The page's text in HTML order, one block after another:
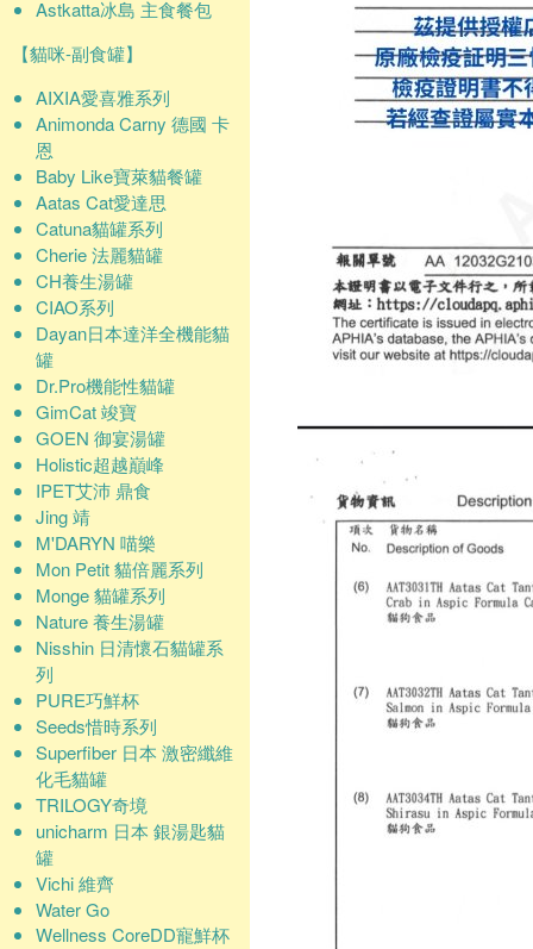
Astkatta冰島 主食餐包
【貓咪-副食罐】
AIXIA愛喜雅系列
Animonda Carny 德國 卡
恩
Baby Like寶萊貓餐罐
Aatas Cat愛達思
Catuna貓罐系列
Cherie 法麗貓罐
CH養生湯罐
CIAO系列
Dayan日本達洋全機能貓
罐
Dr.Pro機能性貓罐
GimCat 竣寶
GOEN 御宴湯罐
Holistic超越巔峰
IPET艾沛 鼎食
Jing 靖
M'DARYN 喵樂
Mon Petit 貓倍麗系列
Monge 貓罐系列
Nature 養生湯罐
Nisshin 日清懷石貓罐系
列
PURE巧鮮杯
Seeds惜時系列
Superfiber 日本 激密纖維
化毛貓罐
TRILOGY奇境
unicharm 日本 銀湯匙貓
罐
Vichi 維齊
Water Go
Wellness CoreDD寵鮮杯